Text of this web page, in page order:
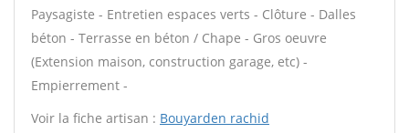
Paysagiste - Entretien espaces verts - Clôture - Dalles
béton - Terrasse en béton / Chape - Gros oeuvre
(Extension maison, construction garage, etc) -
Empierrement -
Voir la fiche artisan : Bouyarden rachid